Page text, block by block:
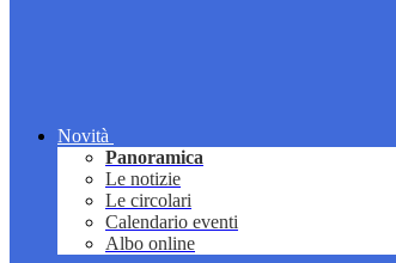
Novità
Panoramica
Le notizie
Le circolari
Calendario eventi
Albo online